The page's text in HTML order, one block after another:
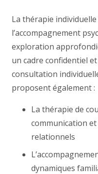
La thérapie
l’accompagnement
exploration
un cadre confidentiel
consultation
proposent également :
La thérapie de
communication
relationnels
dynamiques